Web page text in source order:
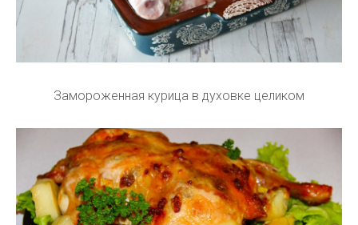
Замороженная курица в духовке целиком